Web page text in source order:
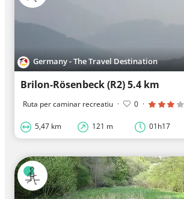
Germany - The Travel Destination
Brilon-Rösenbeck (R2) 5.4 km
Ruta per caminar recreatiu · 0 ·
5,47 km 121 m 01h17